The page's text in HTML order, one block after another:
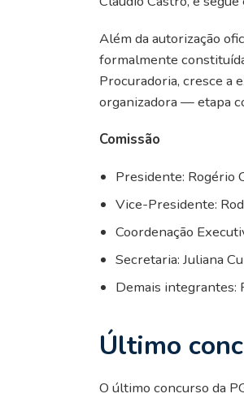
Além da autorização
formalmente
Procuradoria, cresce a
organizadora — etapa
Comissão
Presidente: Rogério
Vice-Presidente:
Coordenação
Secretaria: Juliana
Demais integrantes:
Último
O último concurso da